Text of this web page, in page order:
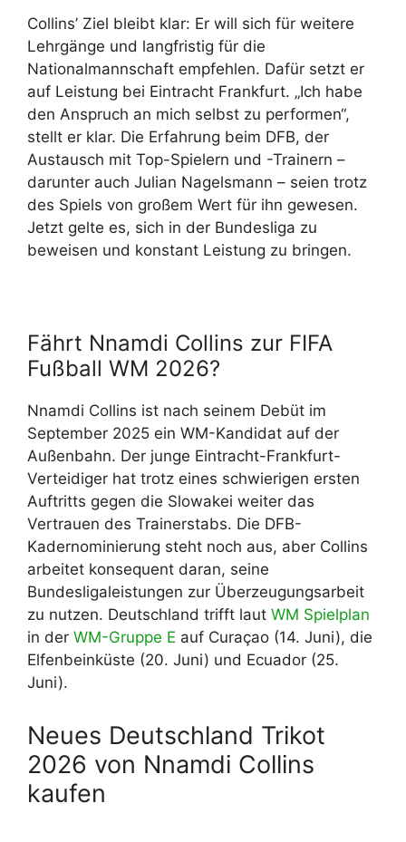
Collins’ Ziel bleibt klar: Er will sich für weitere
Lehrgänge und langfristig für die
Nationalmannschaft empfehlen. Dafür setzt er
auf Leistung bei Eintracht Frankfurt. „Ich habe
den Anspruch an mich selbst zu performen“,
stellt er klar. Die Erfahrung beim DFB, der
Austausch mit Top-Spielern und -Trainern –
darunter auch Julian Nagelsmann – seien trotz
des Spiels von großem Wert für ihn gewesen.
Jetzt gelte es, sich in der Bundesliga zu
beweisen und konstant Leistung zu bringen.
Fährt Nnamdi Collins zur FIFA
Fußball WM 2026?
Nnamdi Collins ist nach seinem Debüt im
September 2025 ein WM-Kandidat auf der
Außenbahn. Der junge Eintracht-Frankfurt-
Verteidiger hat trotz eines schwierigen ersten
Auftritts gegen die Slowakei weiter das
Vertrauen des Trainerstabs. Die DFB-
Kadernominierung steht noch aus, aber Collins
arbeitet konsequent daran, seine
Bundesligaleistungen zur Überzeugungsarbeit
zu nutzen. Deutschland trifft laut WM Spielplan
in der WM-Gruppe E auf Curaçao (14. Juni), die
Elfenbeinküste (20. Juni) und Ecuador (25.
Juni).
Neues Deutschland Trikot
2026 von Nnamdi Collins
kaufen